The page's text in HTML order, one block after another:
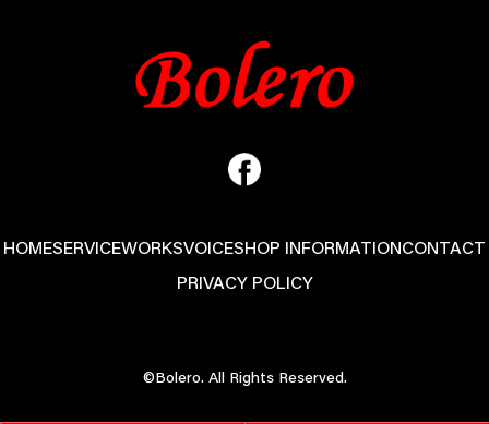
HOMESERVICEWORKSVOICESHOP INFORMATIONCONTACT
PRIVACY POLICY
©Bolero. All Rights Reserved.